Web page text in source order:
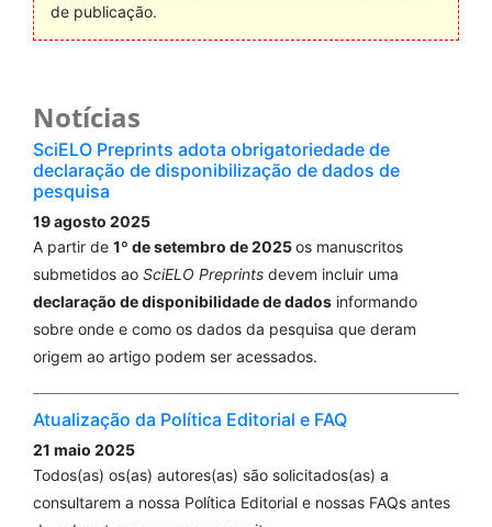
de publicação.
Notícias
SciELO Preprints adota obrigatoriedade de
declaração de disponibilização de dados de
pesquisa
19 agosto 2025
A partir de 1º de setembro de 2025os manuscritos
submetidos ao SciELO Preprints devem incluir uma
declaração de disponibilidade de dados informando
sobre onde e como os dados da pesquisa que deram
origem ao artigo podem ser acessados.
Atualização da Política Editorial e FAQ
21 maio 2025
Todos(as) os(as) autores(as) são solicitados(as) a
consultarem a nossa Política Editorial e nossas FAQs antes